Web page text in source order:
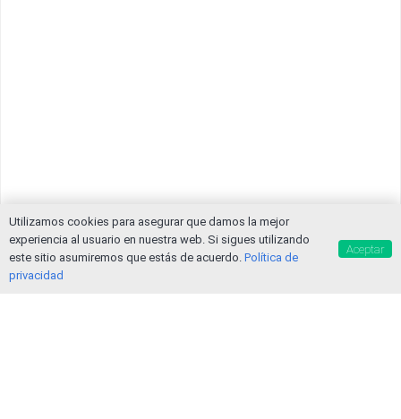
Utilizamos cookies para asegurar que damos la mejor
experiencia al usuario en nuestra web. Si sigues utilizando
este sitio asumiremos que estás de acuerdo. Política de
privacidad
Aceptar